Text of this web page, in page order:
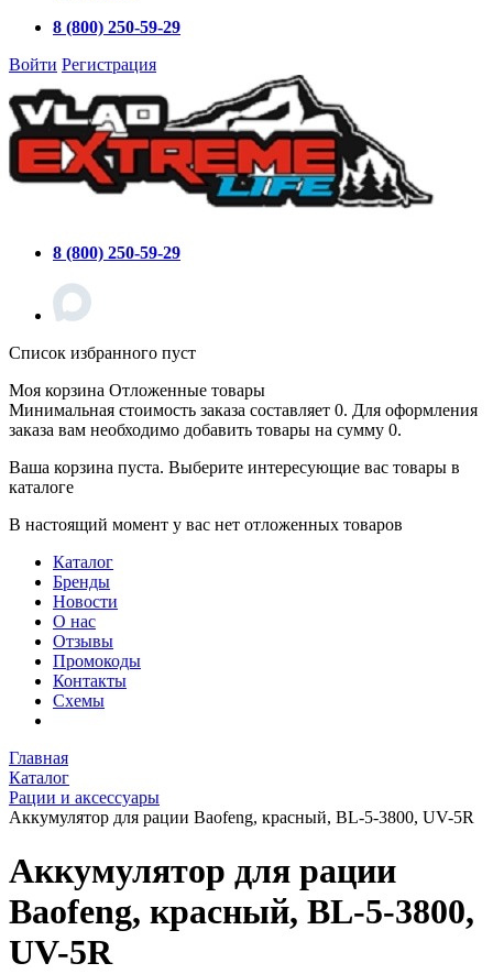
8 (800) 250-59-29
Войти Регистрация
8 (800) 250-59-29
Список избранного пуст
Моя корзина Отложенные товары
Минимальная стоимость заказа составляет 0. Для оформления
заказа вам необходимо добавить товары на сумму 0.
Ваша корзина пуста. Выберите интересующие вас товары в
каталоге
В настоящий момент у вас нет отложенных товаров
Каталог
Бренды
Новости
О нас
Отзывы
Промокоды
Контакты
Схемы
Главная
Каталог
Рации и аксессуары
Аккумулятор для рации Baofeng, красный, BL-5-3800, UV-5R
Аккумулятор для рации
Baofeng, красный, BL-5-3800,
UV-5R